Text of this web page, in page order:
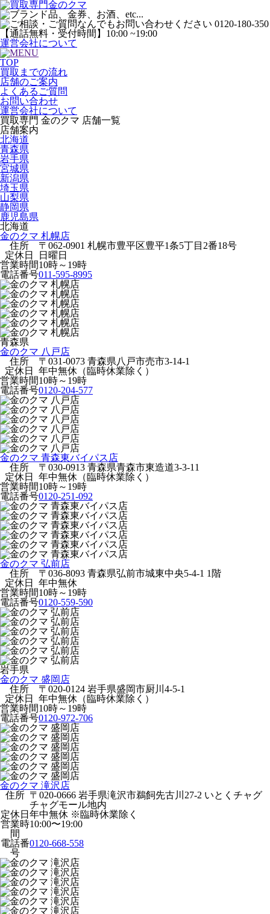
運営会社について
TOP
買取までの流れ
店舗のご案内
よくあるご質問
お問い合わせ
運営会社について
買取専門 金のクマ 店舗一覧
店舗案内
北海道
青森県
岩手県
宮城県
新潟県
埼玉県
山梨県
静岡県
鹿児島県
北海道
金のクマ 札幌店
住所
〒062-0901 札幌市豊平区豊平1条5丁目2番18号
定休日
日曜日
営業時間10時～19時
電話番号011-595-8995
青森県
金のクマ 八戸店
住所
〒031-0073 青森県八戸市売市3-14-1
定休日
年中無休（臨時休業除く）
営業時間10時～19時
電話番号0120-204-577
金のクマ 青森東バイパス店
住所
〒030-0913 青森県青森市東造道3-3-11
定休日
年中無休（臨時休業除く）
営業時間10時～19時
電話番号0120-251-092
金のクマ 弘前店
住所
〒036-8093 青森県弘前市城東中央5-4-1 1階
定休日
年中無休
営業時間10時～19時
電話番号0120-559-590
岩手県
金のクマ 盛岡店
住所
〒020-0124 岩手県盛岡市厨川4-5-1
定休日
年中無休（臨時休業除く）
営業時間10時～19時
電話番号0120-972-706
金のクマ 滝沢店
住所 〒020-0666 岩手県滝沢市鵜飼先古川27-2 いとくチャグ
チャグモール地内
定休日 年中無休 ※臨時休業除く
営業時
間
10:00〜19:00
電話番
号
0120-668-558